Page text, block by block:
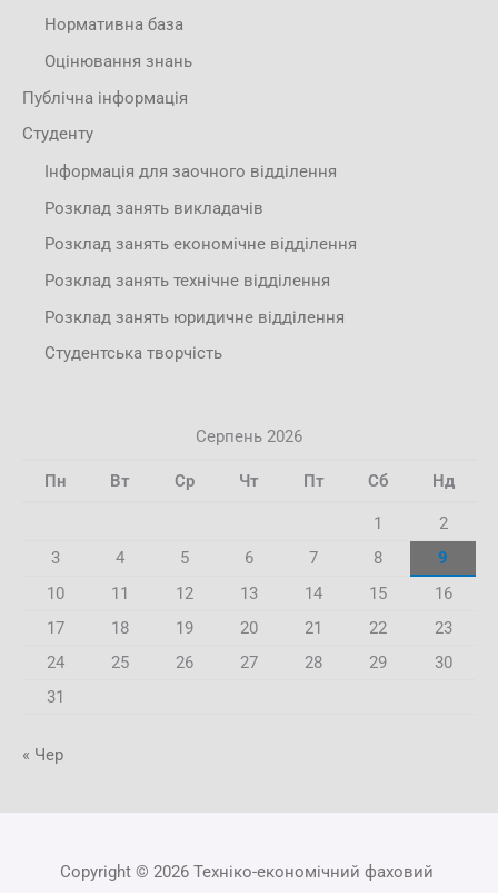
Нормативна база
Оцінювання знань
Публічна інформація
Студенту
Інформація для заочного відділення
Розклад занять викладачів
Розклад занять економічне відділення
Розклад занять технічне відділення
Розклад занять юридичне відділення
Студентська творчість
Серпень 2026
Пн Вт Ср Чт Пт Сб Нд
1
2
3
4 5 6 7 8
9
10
11 12 13 14 15
16
17
18 19 20 21 22
23
24
25 26 27 28 29
30
31
« Чер
Copyright © 2026 Техніко-економічний фаховий